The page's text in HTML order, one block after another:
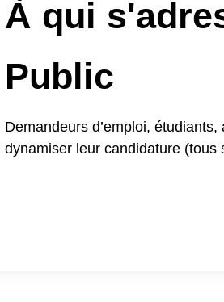
À qui
Public
Demandeurs d’emploi,
dynamiser leur candidature (tous